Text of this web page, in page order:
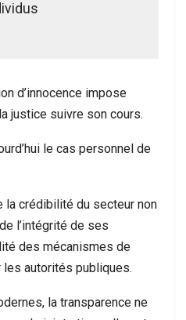
d’innocence impose
justice suivre son cours.
le cas personnel de
la crédibilité du secteur non
l’intégrité de ses
des mécanismes de
autorités publiques.
la transparence ne